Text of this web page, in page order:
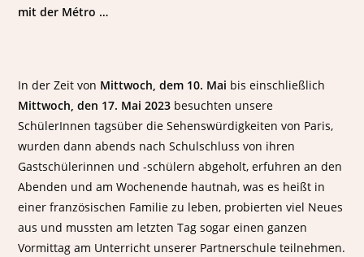
mit der Métro …
In der Zeit von Mittwoch, dem 10. Mai bis einschließlich
Mittwoch, den 17. Mai 2023 besuchten unsere
SchülerInnen tagsüber die Sehenswürdigkeiten von Paris,
wurden dann abends nach Schulschluss von ihren
Gastschülerinnen und -schülern abgeholt, erfuhren an den
Abenden und am Wochenende hautnah, was es heißt in
einer französischen Familie zu leben, probierten viel Neues
aus und mussten am letzten Tag sogar einen ganzen
Vormittag am Unterricht unserer Partnerschule teilnehmen.